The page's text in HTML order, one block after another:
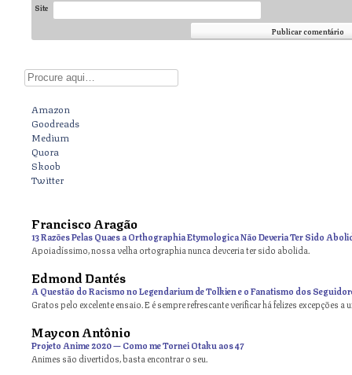
Site
Digite aqui
Amazon
Goodreads
Medium
Quora
Skoob
Twitter
Francisco Aragão
13 Razões Pelas Quaes a Orthographia Etymologica Não Deveria Ter Sido
Apoiadíssimo, nossa velha ortographia nunca devceria ter sido abolida.
Edmond Dantés
A Questão do Racismo no Legendarium de Tolkien e o Fanatismo dos
Gratos pelo excelente ensaio. E é sempre refrescante verificar há felizes excepções a
Maycon Antônio
Projeto Anime 2020 — Como me Tornei Otaku aos 47
Animes são divertidos, basta encontrar o seu.